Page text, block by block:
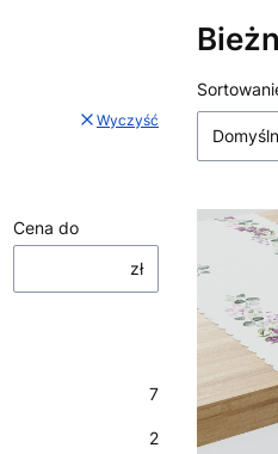
Wyczyść
Cena do
zł
7
2
Lista